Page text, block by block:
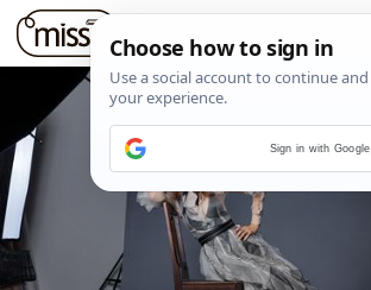
Sign in with Google